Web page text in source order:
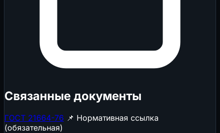
Связанные документы
ГОСТ 21664-76 📌 Нормативная ссылка
(обязательная)